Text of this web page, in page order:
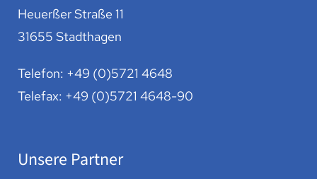
Heuerßer Straße 11
31655 Stadthagen
Telefon: +49 (0)5721 4648
Telefax: +49 (0)5721 4648-90
Unsere Partner